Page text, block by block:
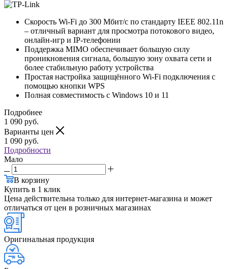
Скорость Wi-Fi до 300 Мбит/с по стандарту IEEE 802.11n
– отличный вариант для просмотра потокового видео,
онлайн-игр и IP-телефонии
Поддержка MIMO обеспечивает большую силу
проникновения сигнала, большую зону охвата сети и
более стабильную работу устройства
Простая настройка защищённого Wi-Fi подключения с
помощью кнопки WPS
Полная совместимость с Windows 10 и 11
Подробнее
1 090 руб.
Варианты цен
1 090 руб.
Подробности
Мало
В корзину
Купить в 1 клик
Цена действительна только для интернет-магазина и может
отличаться от цен в розничных магазинах
Оригинальная продукция